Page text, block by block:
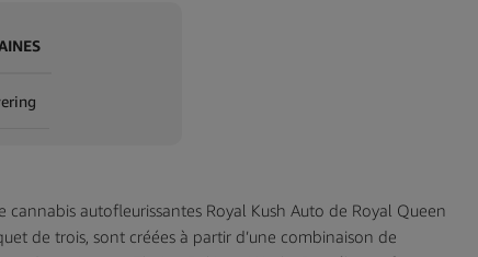
cannabis autofleurissantes Royal Kush Auto de Royal Queen
de trois, sont créées à partir d’une combinaison de